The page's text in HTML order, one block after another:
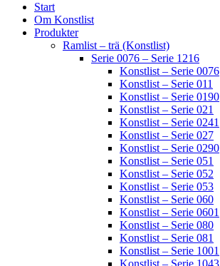
Start
Om Konstlist
Produkter
Ramlist – trä (Konstlist)
Serie 0076 – Serie 1216
Konstlist – Serie 0076
Konstlist – Serie 011
Konstlist – Serie 0190
Konstlist – Serie 021
Konstlist – Serie 0241
Konstlist – Serie 027
Konstlist – Serie 0290
Konstlist – Serie 051
Konstlist – Serie 052
Konstlist – Serie 053
Konstlist – Serie 060
Konstlist – Serie 0601
Konstlist – Serie 080
Konstlist – Serie 081
Konstlist – Serie 1001
Konstlist – Serie 1043